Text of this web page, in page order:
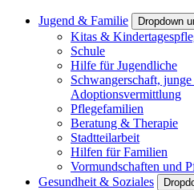
Jugend & Familie Dropdown
Kitas &
Schule
Hilfe für Jugendliche
Schwangerschaft,
Adoptionsvermittlung
Pflegefamilien
Beratung & Therapie
Stadtteilarbeit
Hilfen für Familien
Vormundschaften und
Gesundheit & Soziales